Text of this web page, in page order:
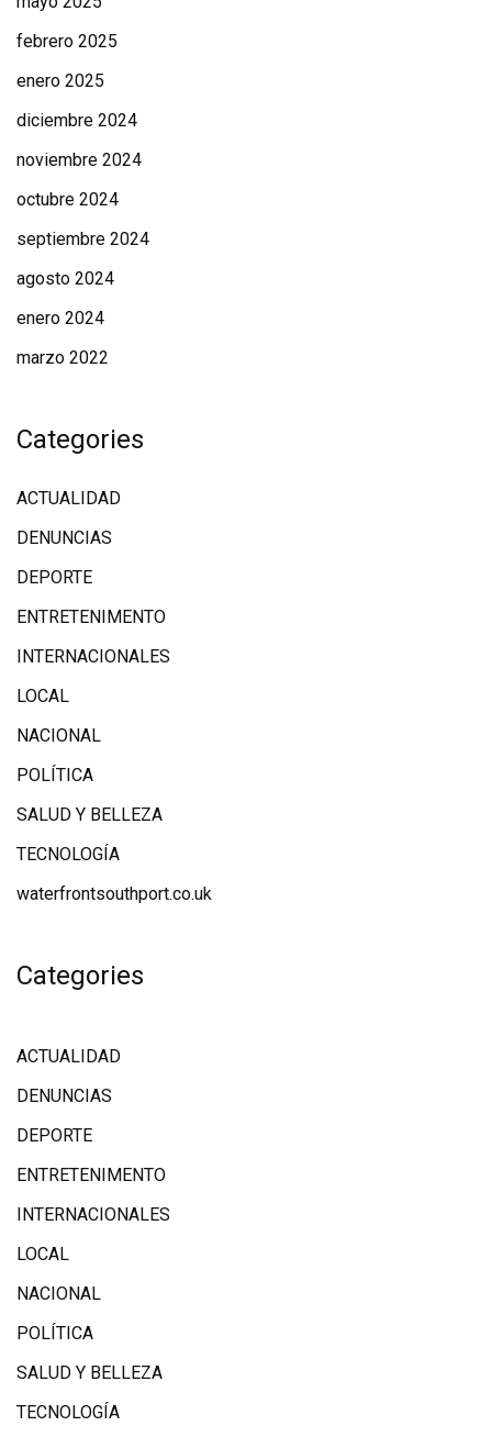
febrero 2025
enero 2025
diciembre 2024
noviembre 2024
octubre 2024
septiembre 2024
agosto 2024
enero 2024
marzo 2022
Categories
ACTUALIDAD
DENUNCIAS
DEPORTE
ENTRETENIMENTO
INTERNACIONALES
LOCAL
NACIONAL
POLÍTICA
SALUD Y BELLEZA
TECNOLOGÍA
waterfrontsouthport.co.uk
Categories
ACTUALIDAD
DENUNCIAS
DEPORTE
ENTRETENIMENTO
INTERNACIONALES
LOCAL
NACIONAL
POLÍTICA
SALUD Y BELLEZA
TECNOLOGÍA